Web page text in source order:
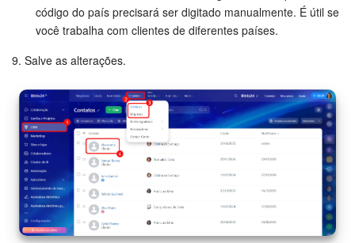
Criador de BI
Automação
Marketing
Bitrix24.Sites
Loja On-line
Gerenciamento do inventário
código do país precisará ser digitado manualmente. É útil se
você trabalha com clientes de diferentes países.
9. Salve as alterações.